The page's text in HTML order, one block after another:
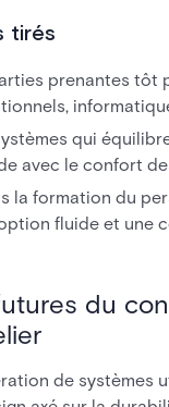
tirés
prenantes tôt
qui
avec le confort
la formation du
fluide et une
du
de systèmes